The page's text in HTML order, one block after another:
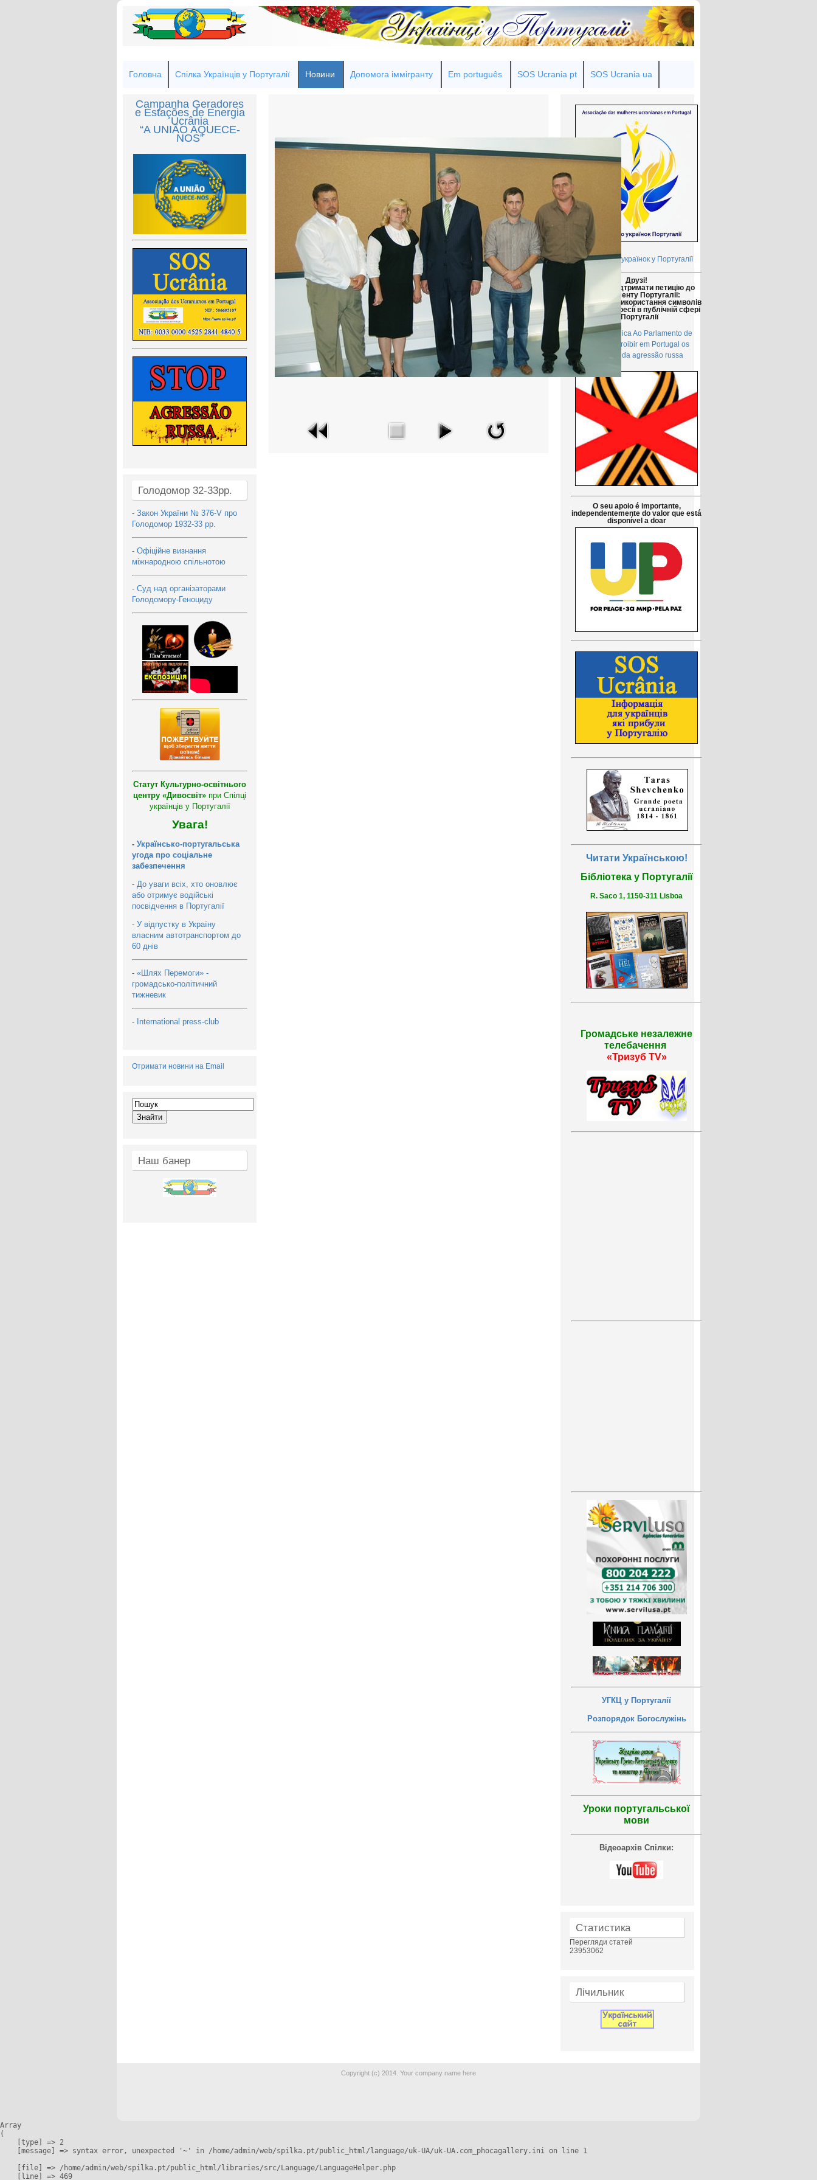
Головна Спілка Українців у Португалії Новини Допомога іммігранту Em português SOS Ucrania pt SOS Ucrania ua
Campanha Geradores
e Estações de Energia
Ucrânia
“A UNIÃO AQUECE-
NOS”
Голодомор 32-33рр.
- Закон України № 376-V про
Голодомор 1932-33 рр.
- Офіційне визнання
міжнародною спільнотою
- Суд над організаторами
Голодомору-Геноциду
Статут Культурно-освітнього
центру «Дивосвіт» при Спілці
українців у Португалії
Увага!
- Українсько-португальська
угода про соціальне
забезпечення
- До уваги всіх, хто оновлює
або отримує водійські
посвідчення в Португалії
- У відпустку в Україну
власним автотранспортом до
60 днів
- «Шлях Перемоги» -
громадсько-політичний
тижневик
- International press-club
Отримати новини на Email
Наш банер
Товариство українок у Португалії
Друзі!
Просимо підтримати петицію до
Парламенту Португалії:
Заборонити використання символів
російської агресії в публічній сфері
в Португалії
Petição pública Ao Parlamento de
Portugal: Proibir em Portugal os
símbolos da agressão russa
O seu apoio é importante,
independentemente do valor que está
disponível a doar
Читати Українською!
Бібліотека у Португалії
R. Saco 1, 1150-311 Lisboa
Громадське незалежне
телебачення
«Тризуб TV»
УГКЦ у Португалії
Розпорядок Богослужінь
Уроки португальської
мови
Відеоархів Спілки:
Статистика
Перегляди статей
23953062
Лічильник
Copyright (c) 2014. Your company name here
Array
(
    [type] => 2
    [message] => syntax error, unexpected '~' in /home/admin/web/spilka.pt/public_html/language/uk-UA/uk-UA.com_phocagallery.ini on line 1
    [file] => /home/admin/web/spilka.pt/public_html/libraries/src/Language/LanguageHelper.php
    [line] => 469